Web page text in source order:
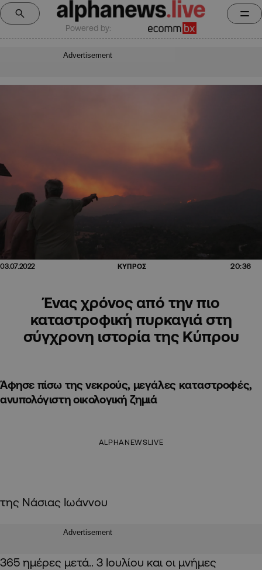
Powered by:
Advertisement
03.07.2022 ΚΥΠΡΟΣ 20:36
Ένας χρόνος από την πιο
καταστροφική πυρκαγιά στη
σύγχρονη ιστορία της Κύπρου
Άφησε πίσω της νεκρούς, μεγάλες καταστροφές,
ανυπολόγιστη οικολογική ζημιά
ALPHANEWSLIVE
της Νάσιας Ιωάννου
Advertisement
365 ημέρες μετά.. 3 Ιουλίου και οι μνήμες